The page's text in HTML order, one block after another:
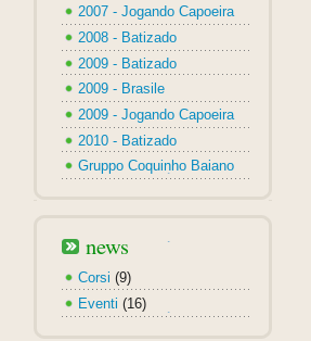
2007 - Jogando Capoeira
2008 - Batizado
2009 - Batizado
2009 - Brasile
2009 - Jogando Capoeira
2010 - Batizado
Gruppo Coquinho Baiano
news
Corsi (9)
Eventi (16)